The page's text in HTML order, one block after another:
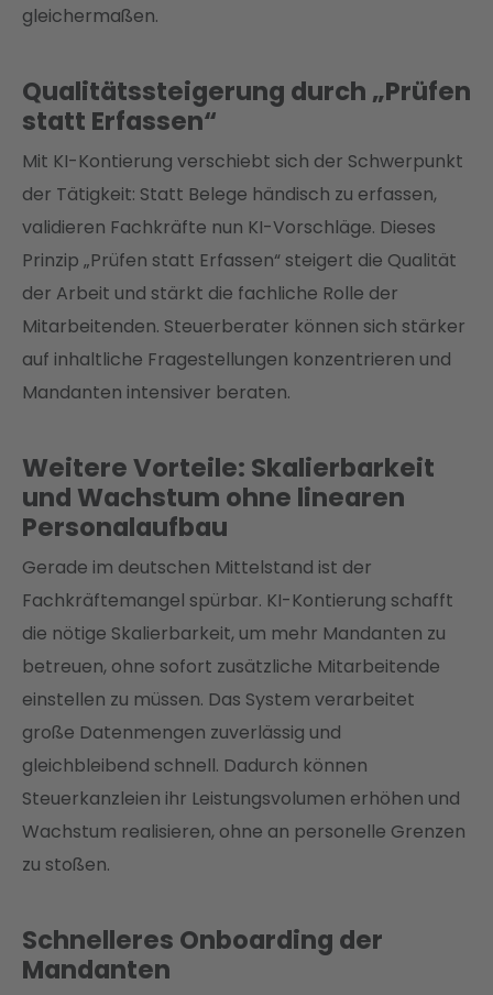
gleichermaßen.
Qualitätssteigerung durch „Prüfen
statt Erfassen“
Mit KI-Kontierung verschiebt sich der Schwerpunkt
der Tätigkeit: Statt Belege händisch zu erfassen,
validieren Fachkräfte nun KI-Vorschläge. Dieses
Prinzip „Prüfen statt Erfassen“ steigert die Qualität
der Arbeit und stärkt die fachliche Rolle der
Mitarbeitenden. Steuerberater können sich stärker
auf inhaltliche Fragestellungen konzentrieren und
Mandanten intensiver beraten.
Weitere Vorteile: Skalierbarkeit
und Wachstum ohne linearen
Personalaufbau
Gerade im deutschen Mittelstand ist der
Fachkräftemangel spürbar. KI-Kontierung schafft
die nötige Skalierbarkeit, um mehr Mandanten zu
betreuen, ohne sofort zusätzliche Mitarbeitende
einstellen zu müssen. Das System verarbeitet
große Datenmengen zuverlässig und
gleichbleibend schnell. Dadurch können
Steuerkanzleien ihr Leistungsvolumen erhöhen und
Wachstum realisieren, ohne an personelle Grenzen
zu stoßen.
Schnelleres Onboarding der
Mandanten